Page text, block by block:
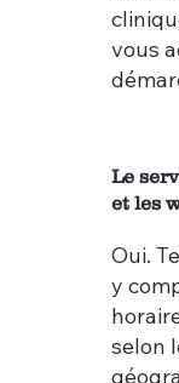
vous
Le
et les
Oui.
y
selon